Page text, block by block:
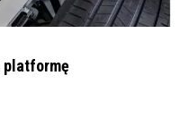
platformę